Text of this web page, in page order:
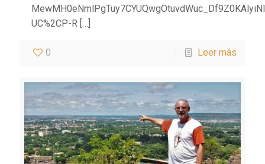
UC%2CP-R […]
0 Leer más